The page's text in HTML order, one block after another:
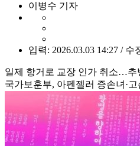
이병수 기자
입력: 2026.03.03 14:27 / 수
일제 항거로 교장 인가 취소…추
국가보훈부, 아펜젤러 증손녀·